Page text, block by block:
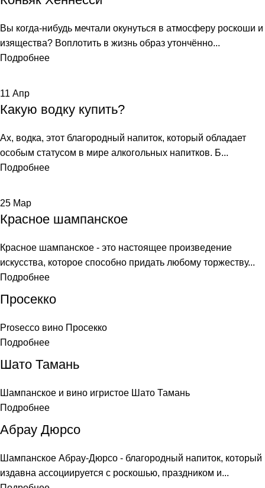
Вы когда-нибудь мечтали окунуться в атмосферу роскоши и
изящества? Воплотить в жизнь образ утончённо...
Подробнее
11 Апр
Какую водку купить?
Ах, водка, этот благородный напиток, который обладает
особым статусом в мире алкогольных напитков. Б...
Подробнее
25 Мар
Красное шампанское
Красное шампанское - это настоящее произведение
искусства, которое способно придать любому торжеству...
Подробнее
Просекко
Prosecco вино Просекко
Подробнее
Шато Тамань
Шампанское и вино игристое Шато Тамань
Подробнее
Абрау Дюрсо
Шампанское Абрау-Дюрсо - благородный напиток, который
издавна ассоциируется с роскошью, праздником и...